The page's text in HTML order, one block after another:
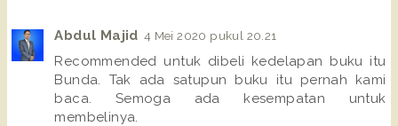
Abdul Majid 4 Mei 2020 pukul 20.21
Recommended untuk dibeli kedelapan buku itu
Bunda. Tak ada satupun buku itu pernah kami
baca. Semoga ada kesempatan untuk
membelinya.